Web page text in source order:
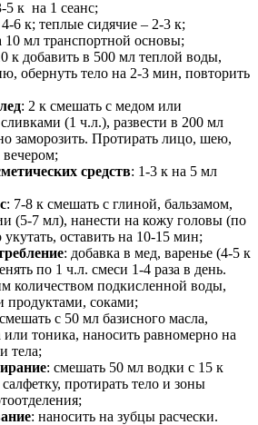
5 к на 1 сеанс;
6 к; теплые сидячие – 2-3 к;
10 мл транспортной основы;
к добавить в 500 мл теплой воды,
обернуть тело на 2-3 мин, повторить
: 2 к смешать с медом или
(1 ч.л.), развести в 200 мл
заморозить. Протирать лицо, шею,
вечером;
средств: 1-3 к на 5 мл
: 7-8 к смешать с глиной, бальзамом,
(5-7 мл), нанести на кожу головы (по
оставить на 10-15 мин;
: добавка в мед, варенье (4-5 к
по 1 ч.л. смеси 1-4 раза в день.
количеством подкисленной воды,
соками;
с 50 мл базисного масла,
или тоника, наносить равномерно на
тела;
: смешать 50 мл водки с 15 к
протирать тело и зоны
: наносить на зубцы расчески.